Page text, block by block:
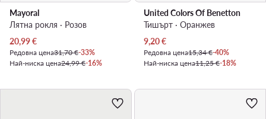
Mayoral
Лятна рокля · Розов
Актуална цена
20,99€
Редовна цена31,70 €-33%
Най-ниска цена24,99 €-16%
United Colors Of Benetton
Тишърт · Оранжев
Актуална цена
9,20€
Редовна цена15,34 €-40%
Най-ниска цена11,25 €-18%